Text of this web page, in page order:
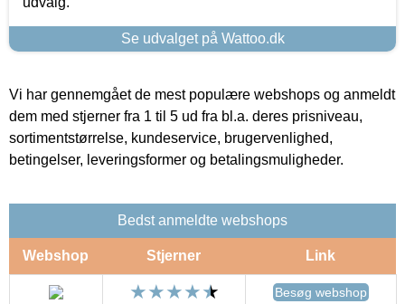
Se udvalget på Wattoo.dk
Vi har gennemgået de mest populære webshops og anmeldt
dem med stjerner fra 1 til 5 ud fra bl.a. deres prisniveau,
sortimentstørrelse, kundeservice, brugervenlighed,
betingelser, leveringsformer og betalingsmuligheder.
Bedst anmeldte webshops
Webshop Stjerner Link
Besøg webshop